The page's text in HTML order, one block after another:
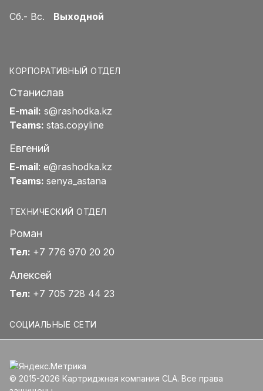
Сб.- Вс. Выходной
КОРПОРАТИВНЫЙ ОТДЕЛ
Станислав
E-mail: s@rashodka.kz
Teams: stas.copyline
Евгений
E-mail: e@rashodka.kz
Teams: senya_astana
ТЕХНИЧЕСКИЙ ОТДЕЛ
Роман
Тел: +7 776 970 20 20
Алексей
Тел: +7 705 728 44 23
СОЦИАЛЬНЫЕ СЕТИ
© 2015-2026 Картриджная компания CLA. Все права